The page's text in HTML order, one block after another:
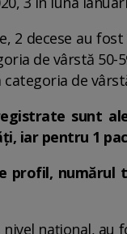
2 decese au
de vârstă
categoria de
sunt
iar pentru 1
numărul
nivel național,